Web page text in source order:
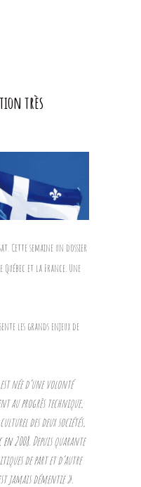
très
Cette semaine un dossier
et la France. Une
les grands enjeux de
née d’une volonté
au progrès technique,
des deux sociétés,
2008. Depuis quarante
de part et d’autre
jamais démentie».